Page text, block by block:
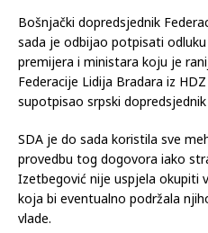
Za imenovanje nove vlade
koji bi mogli zasjedati već u
Bošnjački dopredsjednik
sada je odbijao potpisati
Federacije Lidija Bradara iz
supotpisao srpski dopredsjednik
SDA je do sada koristila sve
provedbu tog dogovora iako